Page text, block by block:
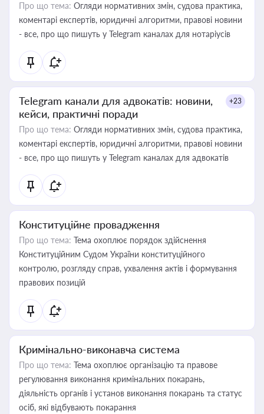
Про що тема: Огляди нормативних змін, судова практика,
коментарі експертів, юридичні алгоритми, правові новини
- все, про що пишуть у Telegram каналах для нотаріусів
Telegram канали для адвокатів: новини,
кейси, практичні поради
+23
Про що тема: Огляди нормативних змін, судова практика,
коментарі експертів, юридичні алгоритми, правові новини
- все, про що пишуть у Telegram каналах для адвокатів
Конституційне провадження
Про що тема: Тема охоплює порядок здійснення
Конституційним Судом України конституційного
контролю, розгляду справ, ухвалення актів і формування
правових позицій
Кримінально-виконавча система
Про що тема: Тема охоплює організацію та правове
регулювання виконання кримінальних покарань,
діяльність органів і установ виконання покарань та статус
осіб, які відбувають покарання